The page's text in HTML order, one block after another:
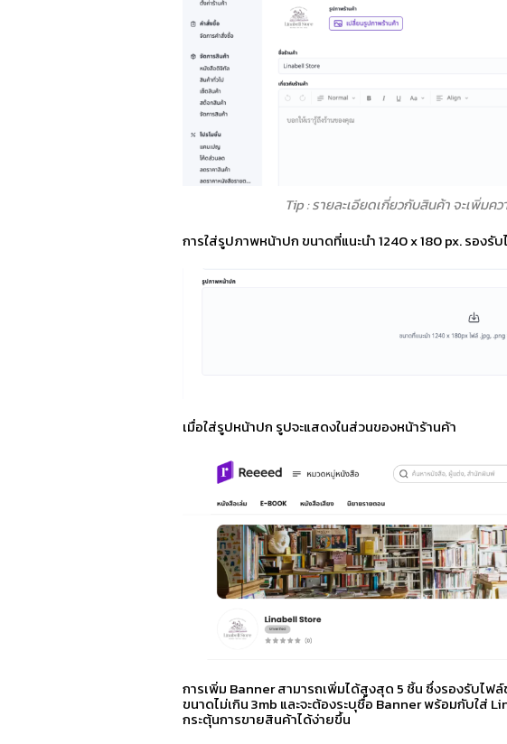
Tip: รายละเอียดเกี่ยวกับสินค้า จะเพิ่มค
การใส่รูปภาพหน้าปก ขนาดที่แนะนำ 1240 x 180 px. รองรั
เมื่อใส่รูปหน้าปก รูปจะแสดงในส่วนของหน้าร้านค้า
การเพิ่ม Banner สามารถเพิ่มได้สูงสุด 5 ชิ้น ซึ่งรองรับไฟ
ขนาดไม่เกิน 3mb และจะต้องระบุชื่อ Banner พร้อมกับใส่
กระตุ้นการขายสินค้าได้ง่ายขึ้น